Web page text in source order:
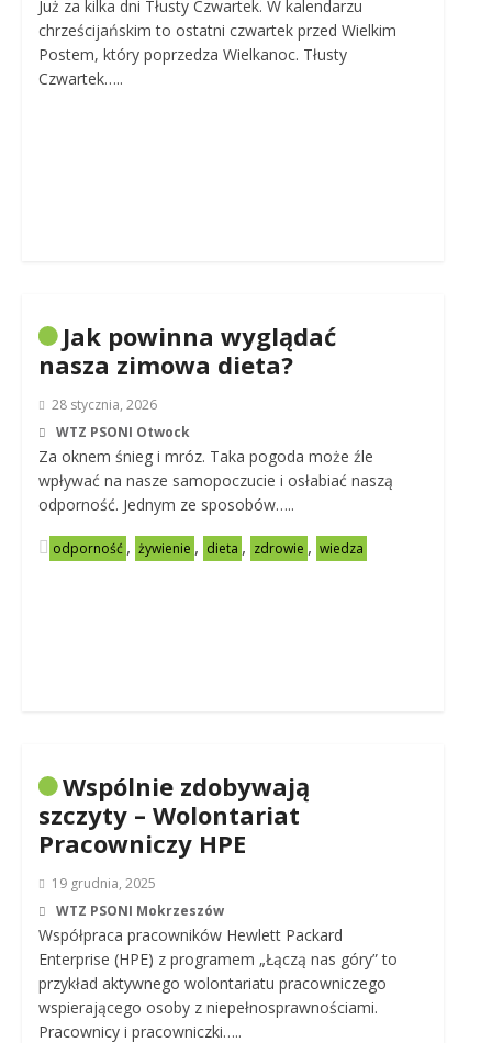
Już za kilka dni Tłusty Czwartek. W kalendarzu
chrześcijańskim to ostatni czwartek przed Wielkim
Postem, który poprzedza Wielkanoc. Tłusty
Czwartek…..
Jak powinna wyglądać
nasza zimowa dieta?
28 stycznia, 2026
WTZ PSONI Otwock
Za oknem śnieg i mróz. Taka pogoda może źle
wpływać na nasze samopoczucie i osłabiać naszą
odporność. Jednym ze sposobów…..
odporność , żywienie , dieta , zdrowie , wiedza
Wspólnie zdobywają
szczyty – Wolontariat
Pracowniczy HPE
19 grudnia, 2025
WTZ PSONI Mokrzeszów
Współpraca pracowników Hewlett Packard
Enterprise (HPE) z programem „Łączą nas góry” to
przykład aktywnego wolontariatu pracowniczego
wspierającego osoby z niepełnosprawnościami.
Pracownicy i pracowniczki…..